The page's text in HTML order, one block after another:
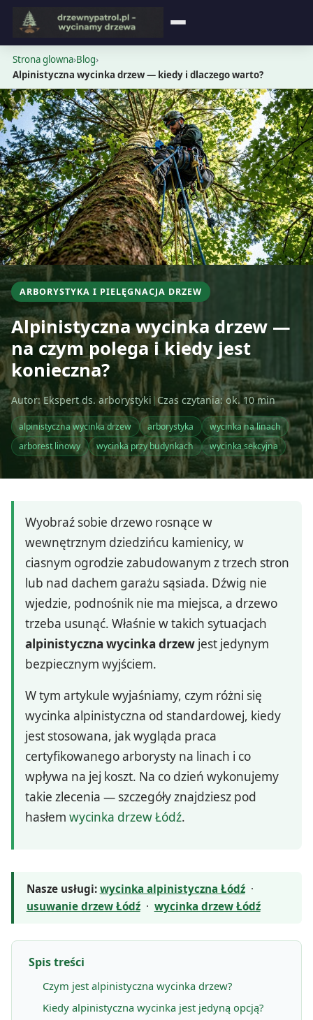
Strona główna
Blog
Opinie
Cennik
Kontakt
Strona glowna›Blog›
Alpinistyczna wycinka drzew — kiedy i dlaczego warto?
ARBORYSTYKA I PIELĘGNACJA DRZEW
Alpinistyczna wycinka drzew —
na czym polega i kiedy jest
konieczna?
Autor: Ekspert ds. arborystyki | Czas czytania: ok. 10 min
alpinistyczna wycinka drzew arborystyka
wycinka na linach
arborest linowy
wycinka przy budynkach wycinka sekcyjna
Wyobraź sobie drzewo rosnące w
wewnętrznym dziedzińcu kamienicy, w
ciasnym ogrodzie zabudowanym z trzech stron
lub nad dachem garażu sąsiada. Dźwig nie
wjedzie, podnośnik nie ma miejsca, a drzewo
trzeba usunąć. Właśnie w takich sytuacjach
alpinistyczna wycinka drzew jest jedynym
bezpiecznym wyjściem.
W tym artykule wyjaśniamy, czym różni się
wycinka alpinistyczna od standardowej, kiedy
jest stosowana, jak wygląda praca
certyfikowanego arborysty na linach i co
wpływa na jej koszt. Na co dzień wykonujemy
takie zlecenia — szczegóły znajdziesz pod
hasłem wycinka drzew Łódź.
Nasze usługi: wycinka alpinistyczna Łódź·
usuwanie drzew Łódź· wycinka drzew Łódź
Spis treści
Czym jest alpinistyczna wycinka drzew?
Kiedy alpinistyczna wycinka jest jedyną opcją?